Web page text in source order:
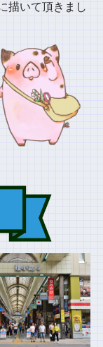
描いて頂きまし